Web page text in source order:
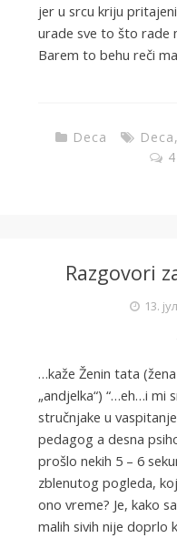
jer u srcu kriju
urade sve to što rade
Barem to behu reči
Deca Deca,
Razgovori
13.
…kaže Ženin tata
„andjelka“) “…eh…i mi
stručnjake u
pedagog a desna
prošlo nekih 5 – 6
zblenutog pogleda,
ono vreme? Je, kako
malih sivih nije doprlo